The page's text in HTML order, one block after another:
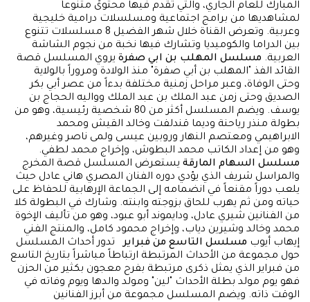
المبارك للعام الجاري، والتي تقدم فيها محتوىً متنوعاً
لمشاهديها من برامج اجتماعية ومسلسلات درامية خليجية
وعربية. وتعرض القناة خلال شهر الفضيل 8 مسلسلات تتنوع
بين الدراما والكوميديا وتشارك فيها نخبة من نجوم الشاشة
العربية. مسلسل المهلب بن ابي صفرة يروي المسلسل قصة
القائد الفذ "المهلب بن أبي صفرة" منذ الولادة ومروراً بالولاية
وحتى الوفاة، وعبر مراحل زمنية مختلفة بدءاً من عصر أبي بكر
الصديق وحتى زمن عبد الملك بن عبد الملك وواليه الحجاج بن
يوسف. ويضم المسلسل أكثر من 80 شخصية رئيسية، وهو من
بطولة منذر رياحنة وديما قندلفت وخالد القيش ومحمد
الابراهيمي ومعتصم النهار وروبين عيسى ولمى ناصر وغيرهم،
وهو من إعداد الكاتب محمد البطوش، وإخراج محمد لطفي.
مسلسل السهام المارقة يستعرض المسلسل قصة المخرج
والمراسل شريف الذي يؤدي دوره الفنان المصري هاني عادل حيث
يلعب دوراً مقنعاً في انضمامه إلى الجماعة الإرهابية للحفاظ على
حياته ومن ثم يهرب للحاق بزوجته وابنته. وشارك في البطولة كلا
من الفنانين شيري عادل، ودايموند أبو عبود، وهو من تأليف الإخوة
محمد وخالد وشيرين دياب، وإخراج محمود كامل، والمنتج الفني
إيهاب أيوب مسلسل التاسع من فبراير
تدور أحداث المسلسل
حول مجموعة من الأحداث المرتبطة ارتباطاً مباشراً بتاريخ التاسع
من فبراير الذي يمثل ذكرى مرتبطة بفرح معجون بكثير من الحزن
فهو يوم مولد بطلة الأحداث "لين" ومولد والدها ويوم وفاته في
الوقت ذاته. ويضم المسلسل مجموعة من أبرز الفنانين